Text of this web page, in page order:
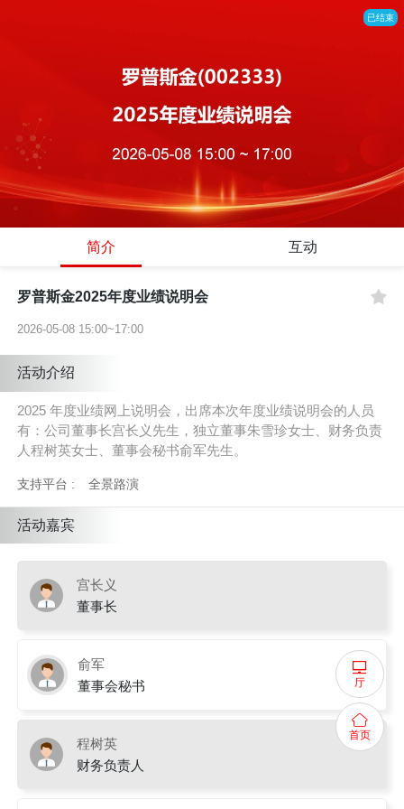
已结束
简介 互动
罗普斯金2025年度业绩说明会
2026-05-08 15:00~17:00
活动介绍
2025 年度业绩网上说明会，出席本次年度业绩说明会的人员
有：公司董事长宫长义先生，独立董事朱雪珍女士、财务负责
人程树英女士、董事会秘书俞军先生。
支持平台 : 全景路演
活动嘉宾
宫长义
董事长
俞军
董事会秘书
程树英
财务负责人
厅
首页